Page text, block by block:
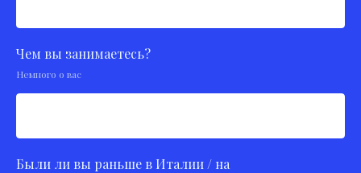
Чем вы занимаетесь?
Немного о вас
Были ли вы раньше в Италии / на